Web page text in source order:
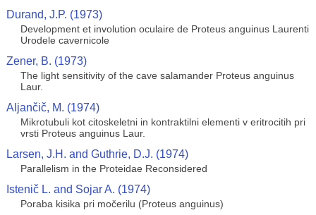
Durand, J.P. (1973)
Development et involution oculaire de Proteus anguinus Laurenti
Urodele cavernicole
Zener, B. (1973)
The light sensitivity of the cave salamander Proteus anguinus
Laur.
Aljančič, M. (1974)
Mikrotubuli kot citoskeletni in kontraktilni elementi v eritrocitih pri
vrsti Proteus anguinus Laur.
Larsen, J.H. and Guthrie, D.J. (1974)
Parallelism in the Proteidae Reconsidered
Istenič L. and Sojar A. (1974)
Poraba kisika pri močerilu (Proteus anguinus)